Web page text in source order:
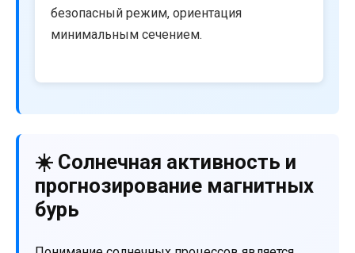
безопасный режим, ориентация
минимальным сечением.
☀️ Солнечная активность и
прогнозирование магнитных
бурь